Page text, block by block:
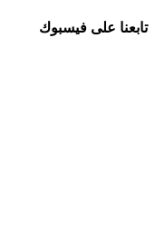
تابعنا على فيسبوك